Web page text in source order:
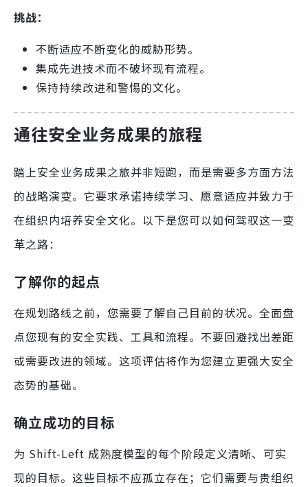
挑战：
不断适应不断变化的威胁形势。
集成先进技术而不破坏现有流程。
保持持续改进和警惕的文化。
通往安全业务成果的旅程
踏上安全业务成果之旅并非短跑，而是需要多方面方法
的战略演变。它要求承诺持续学习、愿意适应并致力于
在组织内培养安全文化。以下是您可以如何驾驭这一变
革之路：
了解你的起点
在规划路线之前，您需要了解自己目前的状况。全面盘
点您现有的安全实践、工具和流程。不要回避找出差距
或需要改进的领域。这项评估将作为您建立更强大安全
态势的基础。
确立成功的目标
为 Shift-Left 成熟度模型的每个阶段定义清晰、可实
现的目标。这些目标不应孤立存在；它们需要与贵组织